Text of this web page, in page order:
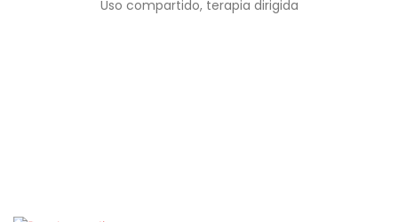
Uso compartido, terapia dirigida